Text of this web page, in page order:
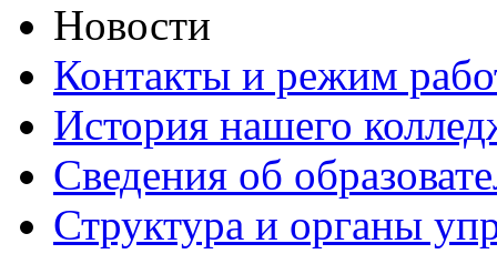
Новости
Контакты и режим
История нашего
Сведения об
Структура и органы